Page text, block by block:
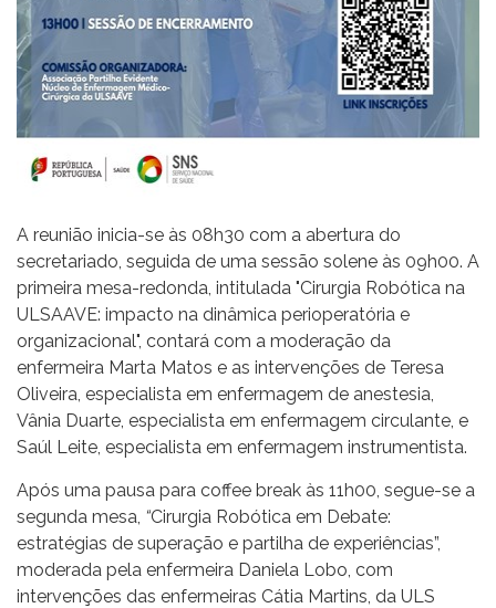
A reunião inicia-se às 08h30 com a abertura do
secretariado, seguida de uma sessão solene às 09h00. A
primeira mesa-redonda, intitulada "Cirurgia Robótica na
ULSAAVE: impacto na dinâmica perioperatória e
organizacional", contará com a moderação da
enfermeira Marta Matos e as intervenções de Teresa
Oliveira, especialista em enfermagem de anestesia,
Vânia Duarte, especialista em enfermagem circulante, e
Saúl Leite, especialista em enfermagem instrumentista.
Após uma pausa para coffee break às 11h00, segue-se a
segunda mesa, “Cirurgia Robótica em Debate:
estratégias de superação e partilha de experiências”,
moderada pela enfermeira Daniela Lobo, com
intervenções das enfermeiras Cátia Martins, da ULS